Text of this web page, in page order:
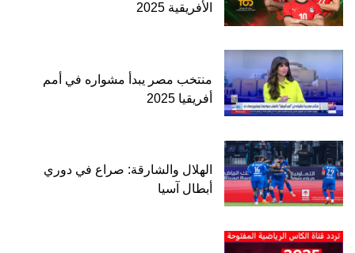
الأفريقية 2025
منتخب مصر يبدأ مشواره في أمم
أفريقيا 2025
الهلال والشارقة: صراع في دوري
أبطال آسيا